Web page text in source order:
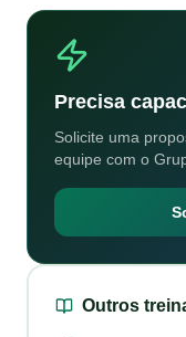
Precisa
Solicite uma
equipe com o
Outros